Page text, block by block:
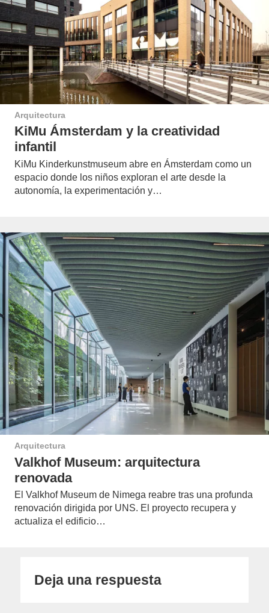
Arquitectura
KiMu Ámsterdam y la creatividad
infantil
KiMu Kinderkunstmuseum abre en Ámsterdam como un
espacio donde los niños exploran el arte desde la
autonomía, la experimentación y…
Arquitectura
Valkhof Museum: arquitectura
renovada
El Valkhof Museum de Nimega reabre tras una profunda
renovación dirigida por UNS. El proyecto recupera y
actualiza el edificio…
Deja una respuesta